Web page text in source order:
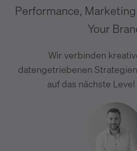
Performance,
Your
Wir verbinden
datengetriebenen
auf das nächste